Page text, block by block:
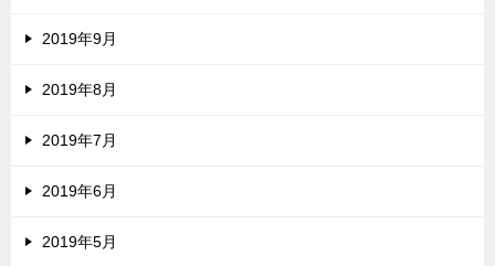
2019年9月
2019年8月
2019年7月
2019年6月
2019年5月